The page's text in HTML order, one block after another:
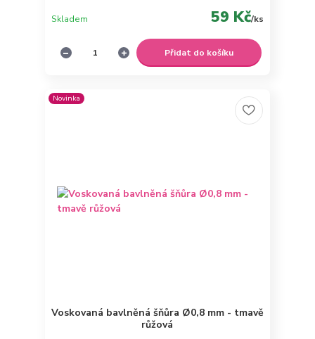
59 Kč/ks
Skladem
Přidat do košíku
Novinka
Voskovaná bavlněná šňůra Ø0,8 mm - tmavě
růžová